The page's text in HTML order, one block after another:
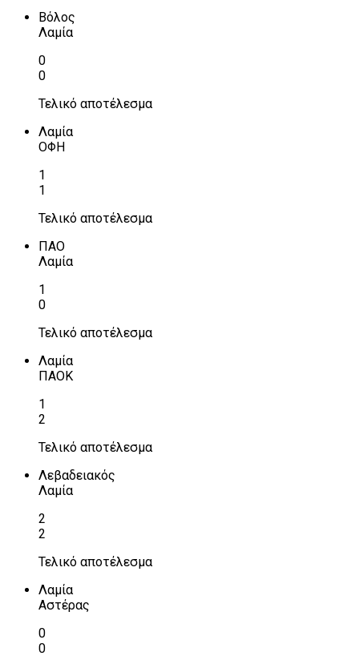
Βόλος
Λαμία
0
0
Τελικό αποτέλεσμα
Λαμία
ΟΦΗ
1
1
Τελικό αποτέλεσμα
ΠΑΟ
Λαμία
1
0
Τελικό αποτέλεσμα
Λαμία
ΠΑΟΚ
1
2
Τελικό αποτέλεσμα
Λεβαδειακός
Λαμία
2
2
Τελικό αποτέλεσμα
Λαμία
Αστέρας
0
0